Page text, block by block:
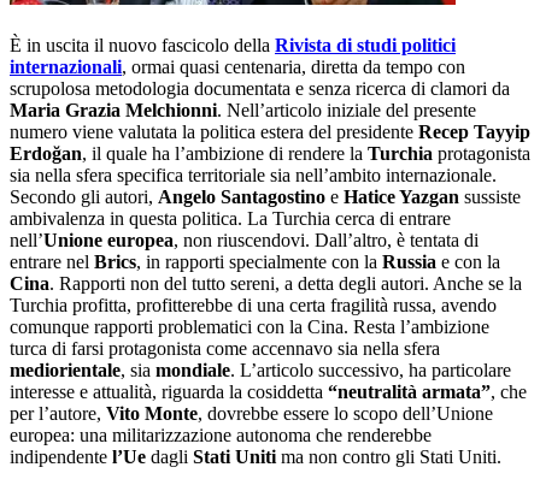
È in uscita il nuovo fascicolo della Rivista di studi politici
internazionali, ormai quasi centenaria, diretta da tempo con
scrupolosa metodologia documentata e senza ricerca di clamori da
Maria Grazia Melchionni. Nell’articolo iniziale del presente
numero viene valutata la politica estera del presidente Recep Tayyip
Erdoğan, il quale ha l’ambizione di rendere la Turchia protagonista
sia nella sfera specifica territoriale sia nell’ambito internazionale.
Secondo gli autori, Angelo Santagostino e Hatice Yazgan sussiste
ambivalenza in questa politica. La Turchia cerca di entrare
nell’Unione europea, non riuscendovi. Dall’altro, è tentata di
entrare nel Brics, in rapporti specialmente con la Russia e con la
Cina. Rapporti non del tutto sereni, a detta degli autori. Anche se la
Turchia profitta, profitterebbe di una certa fragilità russa, avendo
comunque rapporti problematici con la Cina. Resta l’ambizione
turca di farsi protagonista come accennavo sia nella sfera
mediorientale, sia mondiale. L’articolo successivo, ha particolare
interesse e attualità, riguarda la cosiddetta “neutralità armata”, che
per l’autore, Vito Monte, dovrebbe essere lo scopo dell’Unione
europea: una militarizzazione autonoma che renderebbe
indipendente l’Ue dagli Stati Uniti ma non contro gli Stati Uniti.